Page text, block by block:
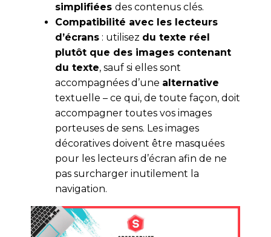
simplifiées des contenus clés.
Compatibilité avec les lecteurs
d’écrans : utilisez du texte réel
plutôt que des images contenant
du texte, sauf si elles sont
accompagnées d’une alternative
textuelle – ce qui, de toute façon, doit
accompagner toutes vos images
porteuses de sens. Les images
décoratives doivent être masquées
pour les lecteurs d’écran afin de ne
pas surcharger inutilement la
navigation.